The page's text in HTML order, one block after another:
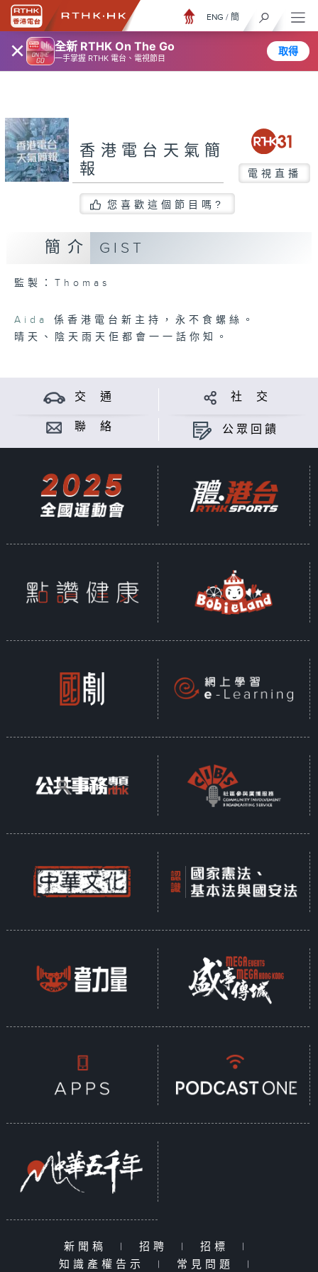
× 全新 RTHK On The Go
一手掌握 RTHK 電台、電視節目
取得
ENG / 簡
香港電台天氣簡
報
電視直播
您喜歡這個節目嗎?
簡介 GIST
監製：Thomas
Aida
係香港電台新主持，永不食螺絲。
晴天、陰天雨天佢都會一一話你知。
交 通 社 交
聯 絡 公眾回饋
新聞稿 | 招聘 | 招標
|
知識產權告示
| 常見問題 |